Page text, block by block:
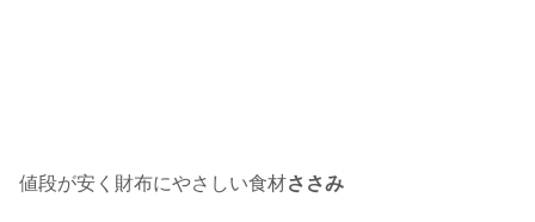
値段が安く財布にやさしい食材ささみ